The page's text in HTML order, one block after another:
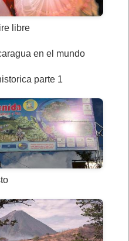
libre
en el mundo
parte 1